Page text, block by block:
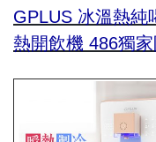
GPLUS 冰溫熱純
熱開飲機 486獨